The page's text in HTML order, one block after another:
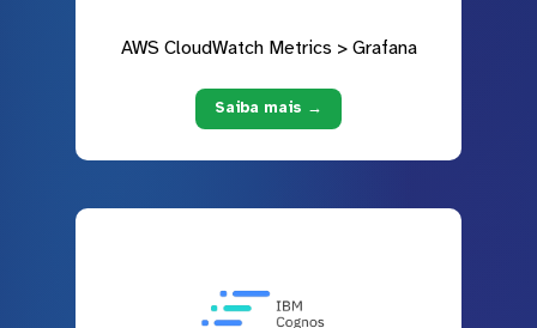
AWS CloudWatch Metrics > Grafana
Saiba mais →